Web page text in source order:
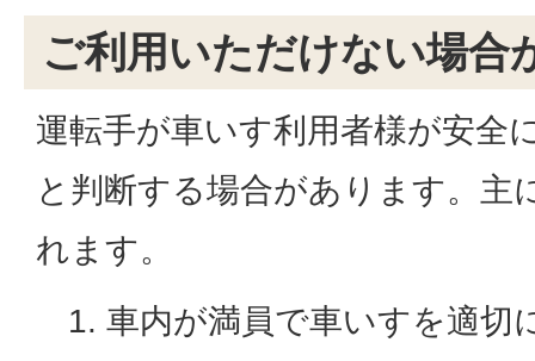
ご利用いただけない場合
運転手が車いす利用者様が安全
と判断する場合があります。主
れます。
車内が満員で車いすを適切